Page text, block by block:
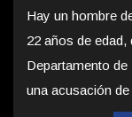
Hay un hombre
22 años de
Departamento
una acusación